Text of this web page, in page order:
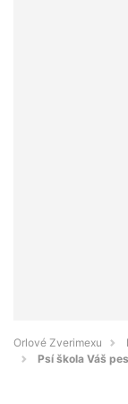
Orlové Zverimexu
Psí škola Váš pes